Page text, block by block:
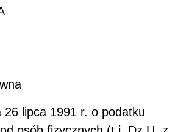
26 lipca 1991 r. o podatku